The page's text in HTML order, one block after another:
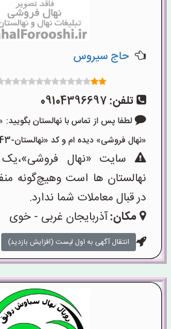
حاج سیروس
تلفن: 09104396697
لطفا پس از تماس با نهالستان
«نهال فروشی» دیده ام و کد «نهالستان-10243» را اعلام کنید»
سایت «نهال
نهالستان ها است وهیچ‌گونه
در قبال معاملات شما ندارد.
مکان:آذربایجان غربی - خوی
انتقال آگهی به اول لیست (افزایش بازدید)